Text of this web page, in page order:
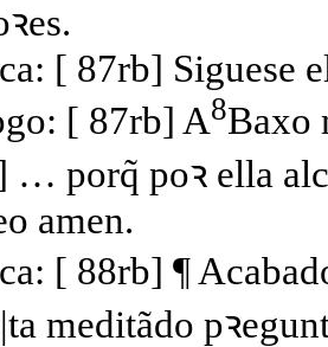
[ 87rb] Siguese
[ 87rb] A8Baxo
… porq̃ poꝛ ella
amen.
[ 88rb] ¶
meditãdo